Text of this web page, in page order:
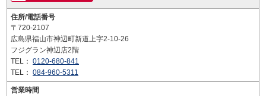
住所/電話番号
〒720-2107
広島県福山市神辺町新道上字2-10-26
フジグラン神辺店2階
TEL： 0120-680-841
TEL： 084-960-5311
営業時間